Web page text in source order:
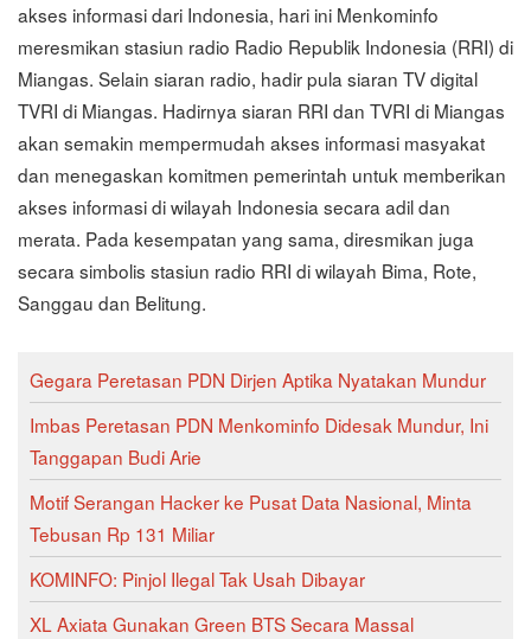
akses informasi dari Indonesia, hari ini Menkominfo
meresmikan stasiun radio Radio Republik Indonesia (RRI) di
Miangas. Selain siaran radio, hadir pula siaran TV digital
TVRI di Miangas. Hadirnya siaran RRI dan TVRI di Miangas
akan semakin mempermudah akses informasi masyakat
dan menegaskan komitmen pemerintah untuk memberikan
akses informasi di wilayah Indonesia secara adil dan
merata. Pada kesempatan yang sama, diresmikan juga
secara simbolis stasiun radio RRI di wilayah Bima, Rote,
Sanggau dan Belitung.
Gegara Peretasan PDN Dirjen Aptika Nyatakan Mundur
Imbas Peretasan PDN Menkominfo Didesak Mundur, Ini
Tanggapan Budi Arie
Motif Serangan Hacker ke Pusat Data Nasional, Minta
Tebusan Rp 131 Miliar
KOMINFO: Pinjol Ilegal Tak Usah Dibayar
XL Axiata Gunakan Green BTS Secara Massal